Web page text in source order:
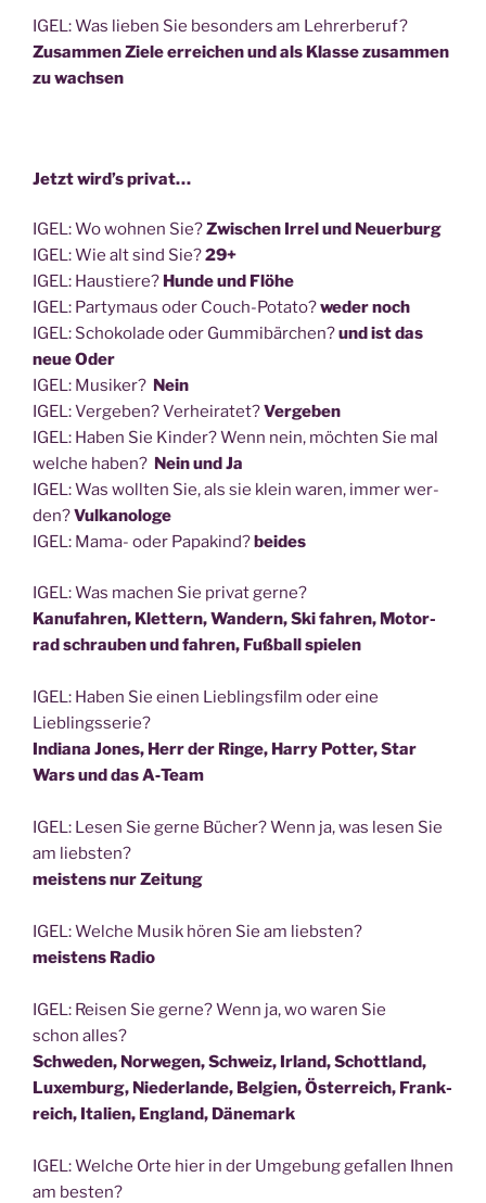
IGEL: Was lie­ben Sie beson­ders am Lehrerberuf?
Zusam­men Zie­le errei­chen und als Klas­se zusam­men
zu wachsen
Jetzt wird’s privat…
IGEL: Wo woh­nen Sie?Zwi­schen Irrel und Neuerburg
IGEL: Wie alt sind Sie?29+
IGEL: Haus­tie­re? Hun­de und Flöhe
IGEL: Par­ty­maus oder Couch-Pota­to?weder noch
IGEL: Scho­ko­la­de oder Gum­mi­bär­chen?und ist das
neue Oder
IGEL: Musi­ker? Nein
IGEL: Ver­ge­ben? Ver­hei­ra­tet?Ver­ge­ben
IGEL: Haben Sie Kin­der? Wenn nein, möch­ten Sie mal
wel­che haben? Nein und Ja
IGEL: Was woll­ten Sie, als sie klein waren, immer wer­
den?Vul­ka­no­lo­ge
IGEL: Mama- oder Papa­ki­nd?beides
IGEL: Was machen Sie pri­vat gerne?
Kanu­fah­ren, Klet­tern, Wan­dern, Ski fah­ren, Motor­
rad schrau­ben und fah­ren, Fuß­ball spielen
IGEL: Haben Sie einen Lieb­lings­film oder eine
Lieblingsserie?
India­na Jones, Herr der Rin­ge, Har­ry Pot­ter, Star
Wars und das A‑Team
IGEL: Lesen Sie ger­ne Bücher? Wenn ja, was lesen Sie
am liebsten?
meis­tens nur Zeitung
IGEL: Wel­che Musik hören Sie am liebsten?
meis­tens Radio
IGEL: Rei­sen Sie ger­ne? Wenn ja, wo waren Sie
schon alles?
Schwe­den, Nor­we­gen, Schweiz, Irland, Schott­land,
Luxem­burg, Nie­der­lan­de, Bel­gi­en, Öster­reich, Frank­
reich, Ita­li­en, Eng­land, Dänemark
IGEL: Wel­che Orte hier in der Umge­bung gefal­len Ihnen
am besten?